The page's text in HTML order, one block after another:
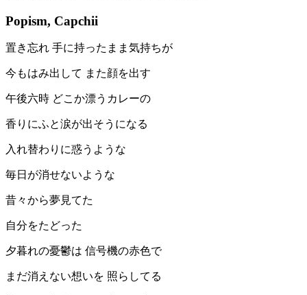
Popism, Capchii
置き忘れ 手に持ったまま気持ちが
今もはみ出して また顔を出す
午後六時 どこか漂うカレーの
香りにふと涙が出そうになる
入れ替わりに惑うような
毎日が消せないような
昔々から夢見てた
自分をたどった
夕暮れの憂鬱は 信号機の赤色で
まだ消えない想いを 照らしてる